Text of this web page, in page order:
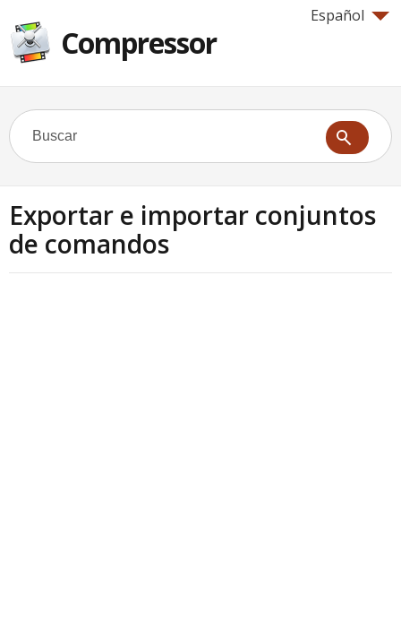
Español
Compressor
Exportar e importar conjuntos
de comandos